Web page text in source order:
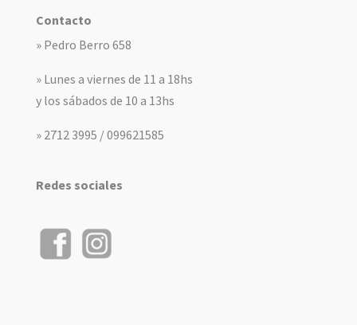
Contacto
» Pedro Berro 658
» Lunes a viernes de 11 a 18hs
y los sábados de 10 a 13hs
» 2712 3995 / 099621585
Redes sociales